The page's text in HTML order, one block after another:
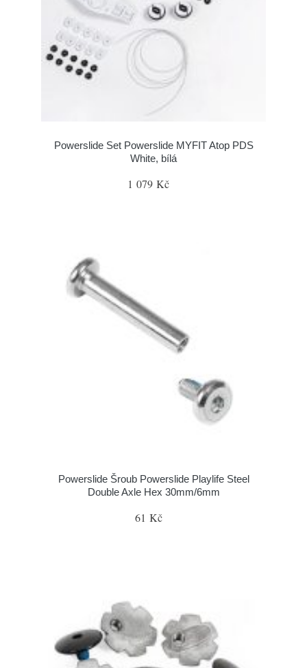
Powerslide Set Powerslide MYFIT Atop PDS
White, bílá
1 079 Kč
Powerslide Šroub Powerslide Playlife Steel
Double Axle Hex 30mm/6mm
61 Kč